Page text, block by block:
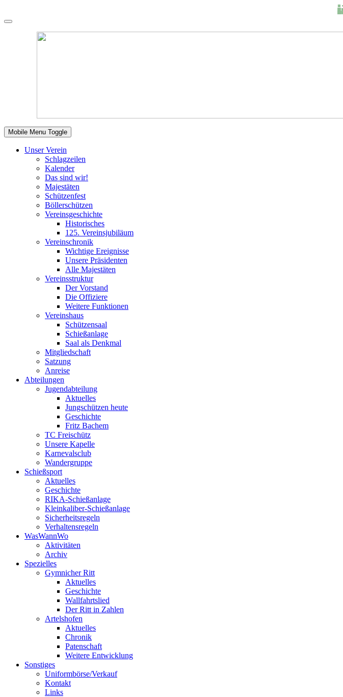
Mobile Menu Toggle
Unser Verein
Schlagzeilen
Kalender
Das sind wir!
Majestäten
Schützenfest
Böllerschützen
Vereinsgeschichte
Historisches
125. Vereinsjubiläum
Vereinschronik
Wichtige Ereignisse
Unsere Präsidenten
Alle Majestäten
Vereinsstruktur
Der Vorstand
Die Offiziere
Weitere Funktionen
Vereinshaus
Schützensaal
Schießanlage
Saal als Denkmal
Mitgliedschaft
Satzung
Anreise
Abteilungen
Jugendabteilung
Aktuelles
Jungschützen heute
Geschichte
Fritz Bachem
TC Freischütz
Unsere Kapelle
Karnevalsclub
Wandergruppe
Schießsport
Aktuelles
Geschichte
RIKA-Schießanlage
Kleinkaliber-Schießanlage
Sicherheitsregeln
Verhaltensregeln
WasWannWo
Aktivitäten
Archiv
Spezielles
Gymnicher Ritt
Aktuelles
Geschichte
Wallfahrtslied
Der Ritt in Zahlen
Artelshofen
Aktuelles
Chronik
Patenschaft
Weitere Entwicklung
Sonstiges
Uniformbörse/Verkauf
Kontakt
Links